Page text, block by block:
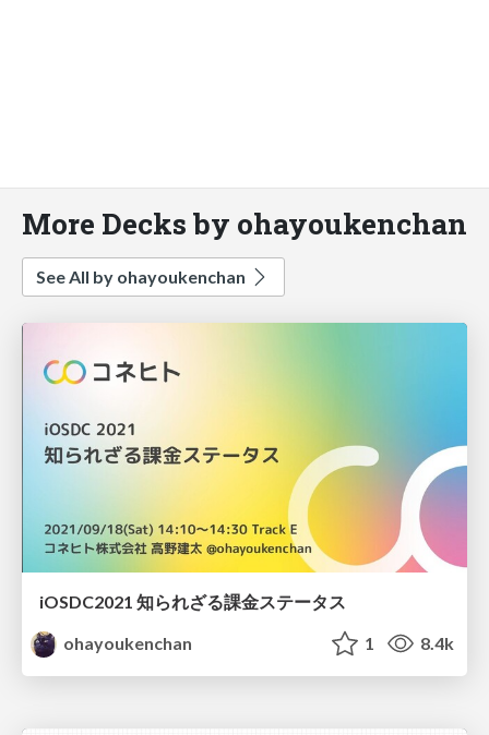
More Decks by ohayoukenchan
See All by ohayoukenchan
iOSDC2021 知られざる課金ステータス
ohayoukenchan
1 8.4k